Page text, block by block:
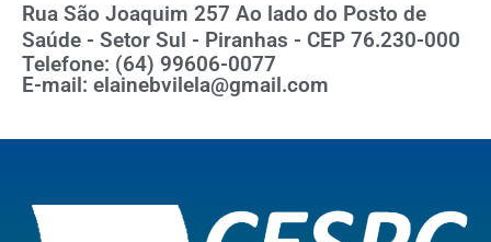
Rua São Joaquim 257 Ao lado do Posto de
Saúde - Setor Sul - Piranhas - CEP 76.230-000
Telefone: (64) 99606-0077
E-mail: elainebvilela@gmail.com